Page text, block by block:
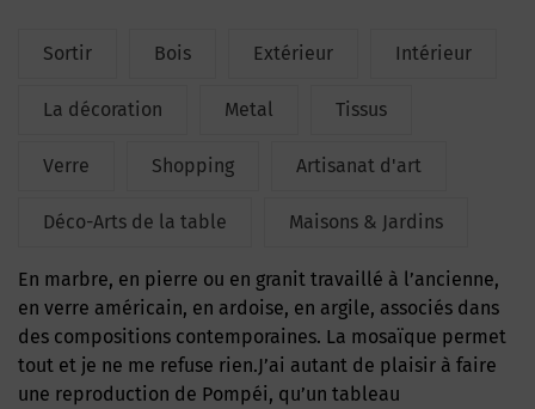
Sortir Bois Extérieur Intérieur
La décoration Metal Tissus
Verre Shopping Artisanat d'art
Déco-Arts de la table Maisons & Jardins
En marbre, en pierre ou en granit travaillé à l’ancienne,
en verre américain, en ardoise, en argile, associés dans
des compositions contemporaines. La mosaïque permet
tout et je ne me refuse rien.J’ai autant de plaisir à faire
une reproduction de Pompéi, qu’un tableau